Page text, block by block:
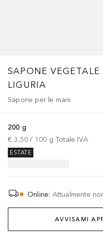
SAPONE
LIGURIA
Sapone per le mani
200 g
€ 3,50 / 100 g Totale IVA
ESTATE
Online: Attualmente
AVVISAMI